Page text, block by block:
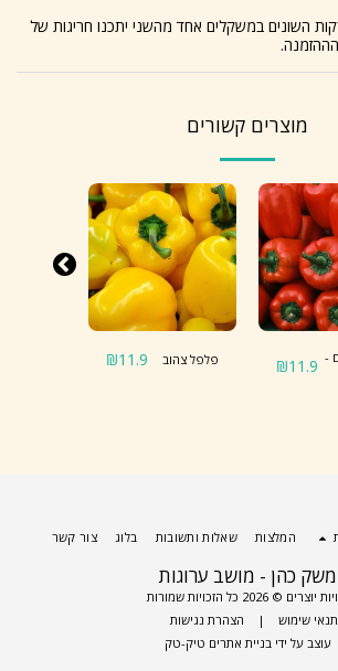
השונים במשקלים אחד מהשני יתכנו חריגות של
מוצרים קשורים
-
₪11.9 פלפל צהוב ₪11.9
משק כהן - מושב ערוגות
יוצרים © 2026 כל הזכויות שמורות
תנאי שימוש | הצהרת נגישות
עוצב על ידי בניית אתרים טיק-טק
המלצות שאלות ותשובות בלוג צור קשר